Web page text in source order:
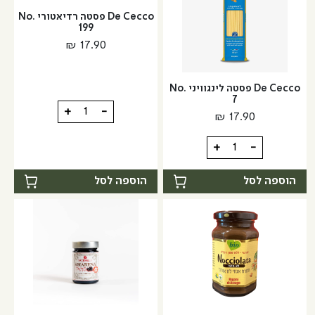
De Cecco פסטה לינגוויני No.
7
₪ 17.90
-
כמות
של
De
Cecco
פסטה
לינגוויני
No.
7
+
הוספה לסל
De Cecco פסטה רדיאטורי No.
199
₪ 17.90
-
כמות
של
פסטה
רדיאטורי
+
הוספה לסל